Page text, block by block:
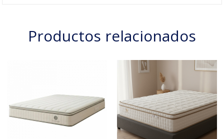
Productos relacionados